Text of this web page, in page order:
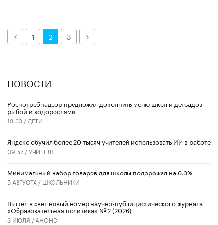
Назад1 2 3 Далее
НОВОСТИ
Роспотребнадзор предложил дополнить меню школ и детсадов
рыбой и водорослями
13:30 / ДЕТИ
​Яндекс обучил более 20 тысяч учителей использовать ИИ в работе
09:57 /УЧИТЕЛЯ
Минимальный набор товаров для школы подорожал на 6,3%
5 АВГУСТА / ШКОЛЬНИКИ
Вышел в свет новый номер научно-публицистического журнала
«Образовательная политика» № 2 (2026)
3 ИЮЛЯ / АНОНС